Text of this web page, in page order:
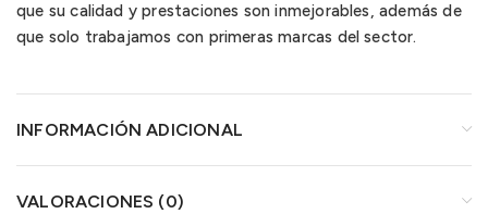
que su calidad y prestaciones son inmejorables, además de
que solo trabajamos con primeras marcas del sector.
INFORMACIÓN ADICIONAL
VALORACIONES (0)